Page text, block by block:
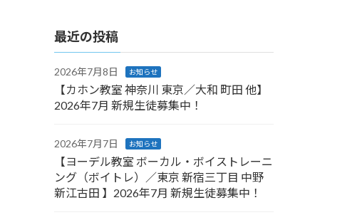
最近の投稿
2026年7月8日 お知らせ
【カホン教室 神奈川 東京／大和 町田 他】
2026年7月 新規生徒募集中！
2026年7月7日 お知らせ
【ヨーデル教室 ボーカル・ボイストレーニ
ング（ボイトレ）／東京 新宿三丁目 中野
新江古田 】2026年7月 新規生徒募集中！